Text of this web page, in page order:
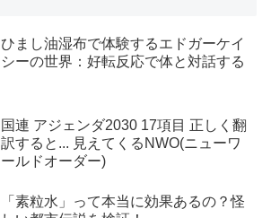
ひまし油湿布で体験するエドガーケイ
シーの世界：好転反応で体と対話する
国連 アジェンダ2030 17項目 正しく翻
訳すると... 見えてくるNWO(ニューワ
ールドオーダー)
「素粒水」って本当に効果あるの？怪